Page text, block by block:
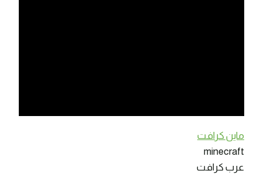
ماين كرافت
minecraft
عرب كرافت